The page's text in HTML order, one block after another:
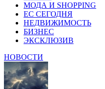
МОДА И SHOPPING
ЕС СЕГОДНЯ
НЕДВИЖИМОСТЬ
БИЗНЕС
ЭКСКЛЮЗИВ
НОВОСТИ